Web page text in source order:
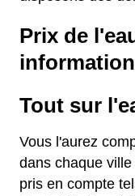
Prix de
Tout sur
Vous l'aurez
dans chaque
pris en compte